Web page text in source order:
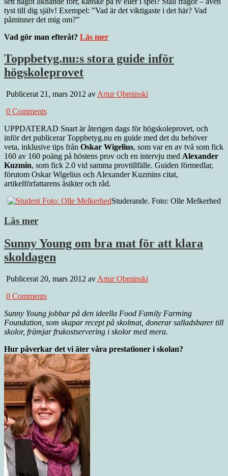
tyst till dig själv! Exempel: ”Vad är det viktigaste i det här? Vad
påminner det mig om?”
Vad gör man efteråt? Läs mer
Toppbetyg.nu:s stora guide inför
högskoleprovet
Publicerat 21, mars 2012 av Artur Obminski
0 Comments
UPPDATERAD Snart är återigen dags för högskoleprovet, och
inför det publicerar Toppbetyg.nu en guide med det du behöver
veta, inklusive tips från Oskar Wigelius, som var en av två som fick
160 av 160 poäng på höstens prov och en intervju med Alexander
Kuzmin, som fick 2.0 vid samma provtillfälle. Guiden förmedlar,
förutom Oskar Wigelius och Alexander Kuzmins citat,
artikelförfattarens åsikter och råd.
Studerande. Foto: Olle Melkerhed
Läs mer
Sunny Young om bra mat för att klara
skoldagen
Publicerat 20, mars 2012 av Artur Obminski
0 Comments
Sunny Young jobbar på den ideella Food Family Farming
Foundation, som skapar recept på skolmat, donerar salladsbarer till
skolor, främjar frukostservering i skolor med mera.
Hur påverkar det vi äter våra prestationer i skolan?